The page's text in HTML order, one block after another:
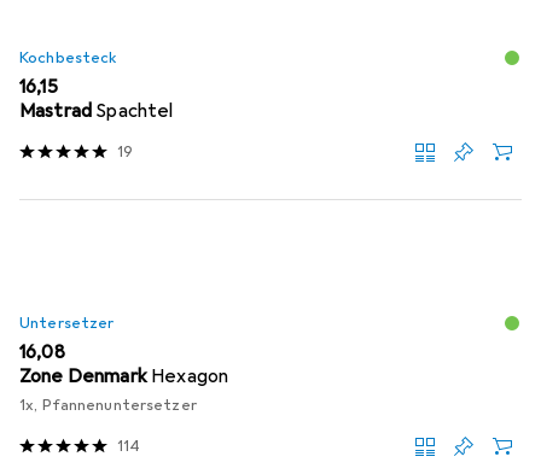
Kochbesteck
EUR
16,15
Mastrad Spachtel
19
Untersetzer
EUR
16,08
Zone Denmark Hexagon
1x, Pfannenuntersetzer
114